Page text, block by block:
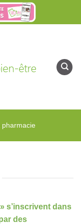
pharmacie
s’inscrivent dans
des